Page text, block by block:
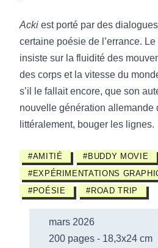
Acki est porté par des
certaine poésie de l’errance.
insiste sur la fluidité des
des corps et la vitesse du
s’il le fallait encore, que son
nouvelle génération allemande
littéralement, bouger les lignes.
#AMITIÉ
#BUDDY MOVIE
#EXPÉRIMENTATIONS
#POÉSIE
#ROAD TRIP
mars 2026
200 pages - 18,3x24 cm